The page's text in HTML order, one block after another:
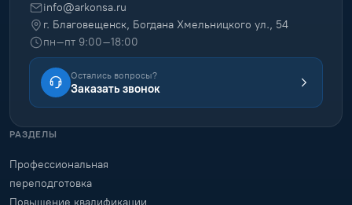
info@arkonsa.ru
г. Благовещенск, Богдана Хмельницкого ул., 54
пн–пт 9:00–18:00
Остались вопросы?
Заказать звонок
РАЗДЕЛЫ
Профессиональная
переподготовка
Повышение квалификации